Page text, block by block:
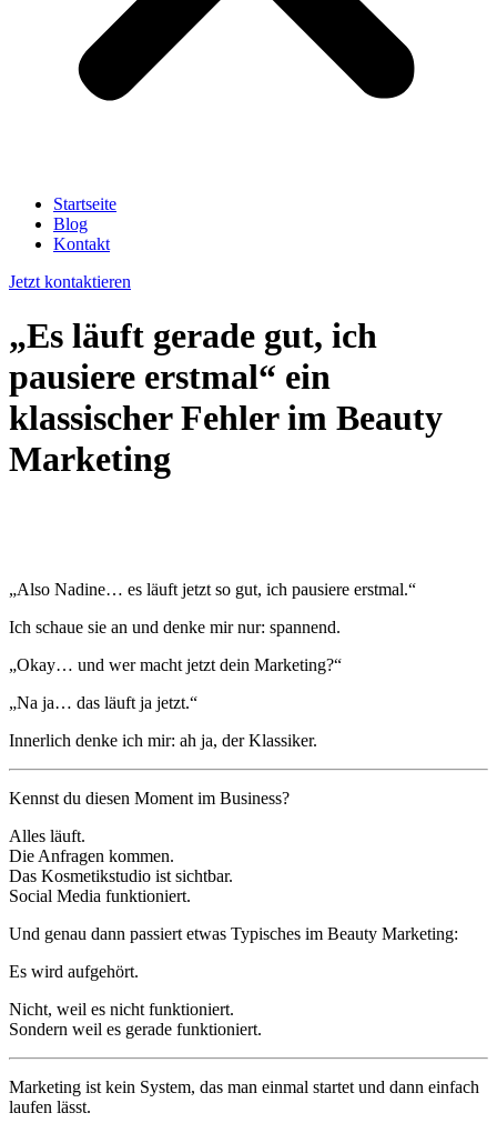
Startseite
Blog
Kontakt
Jetzt kontaktieren
„Es läuft gerade gut, ich
pausiere erstmal“ ein
klassischer Fehler im Beauty
Marketing
„Also Nadine… es läuft jetzt so gut, ich pausiere erstmal.“
Ich schaue sie an und denke mir nur: spannend.
„Okay… und wer macht jetzt dein Marketing?“
„Na ja… das läuft ja jetzt.“
Innerlich denke ich mir: ah ja, der Klassiker.
Kennst du diesen Moment im Business?
Alles läuft.
Die Anfragen kommen.
Das Kosmetikstudio ist sichtbar.
Social Media funktioniert.
Und genau dann passiert etwas Typisches im Beauty Marketing:
Es wird aufgehört.
Nicht, weil es nicht funktioniert.
Sondern weil es gerade funktioniert.
Marketing ist kein System, das man einmal startet und dann einfach
laufen lässt.